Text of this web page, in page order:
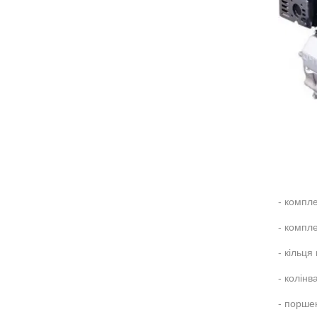
-
-
-
-
-